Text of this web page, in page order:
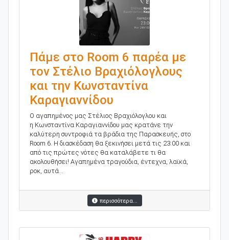
Πάμε στο Room 6 παρέα με
τον Στέλιο Βραχιόλογλους
και την Κωνσταντίνα
Καραγιαννίδου
Ο αγαπημένος μας Στέλιος Βραχιόλογλου και
η Κωνσταντίνα Καραγιαννίδου μας κρατάνε την
καλύτερη συντροφιά τα βράδια της Παρασκευής, στο
Room 6. Η διασκέδαση θα ξεκινήσει μετά τις 23:00 και
από τις πρώτες νότες θα καταλάβετε τι θα
ακολουθήσει! Αγαπημένα τραγούδια, έντεχνα, λαϊκά,
ροκ, αυτά...
περισσότερα...